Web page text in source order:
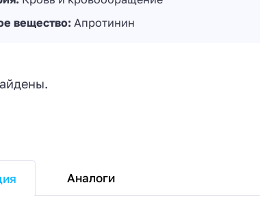
вещество: Апротинин
Аналоги